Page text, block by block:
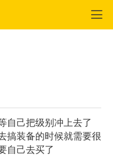
自己把级别冲上去了
搞装备的时候就需要很
自己去买了